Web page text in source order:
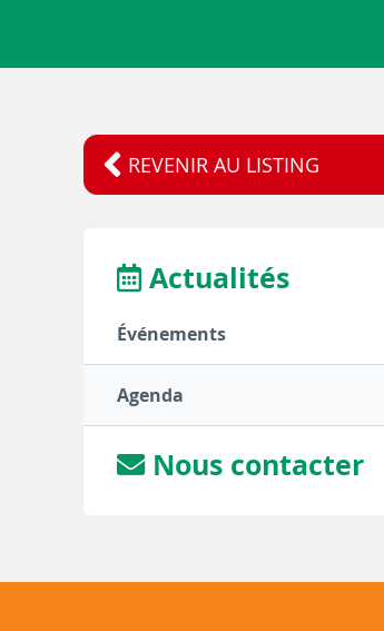
REVENIR AU LISTING
Actualités
Événements
Agenda
Nous contacter